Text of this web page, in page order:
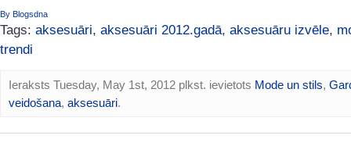
By Blogsdna
Tags: aksesuāri, aksesuāri 2012.gadā, aksesuāru izvēle,
trendi
Ieraksts Tuesday, May 1st, 2012 plkst. ievietots Mode un stils,
veidošana, aksesuāri.